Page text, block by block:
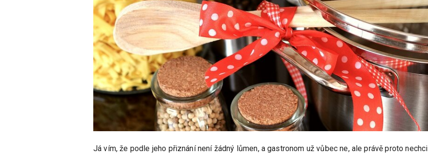
Já vím, že podle jeho přiznání není žádný lůmen, a gastronom už vůbec ne, ale právě proto